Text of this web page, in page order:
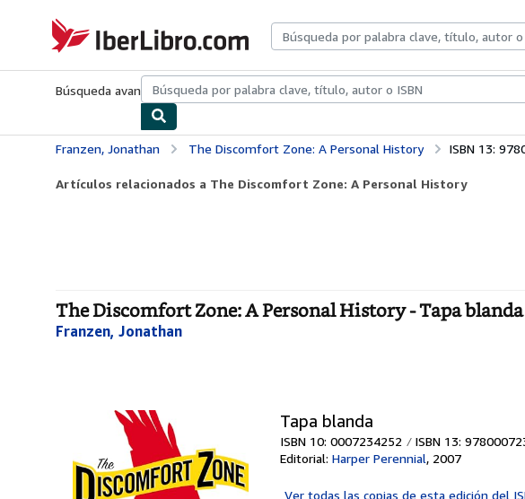
IberLibro.com
Búsqueda avanzadaColecciones Libros antiguosArte y coleccionismo
Franzen, Jonathan The Discomfort Zone: A Personal History ISBN 13:
Artículos relacionados a The Discomfort Zone: A Personal History
The Discomfort Zone: A Personal History - Tapa blanda
Franzen, Jonathan
Tapa blanda
ISBN 10: 0007234252
ISBN 13:
Editorial: Harper Perennial, 2007
Ver todas las copias de esta edición del